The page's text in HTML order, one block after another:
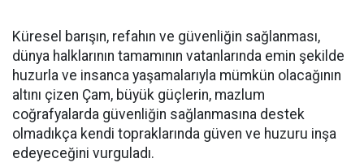
Küresel barışın, refahın ve güvenliğin sağlanması,
dünya halklarının tamamının vatanlarında emin şekilde
huzurla ve insanca yaşamalarıyla mümkün olacağının
altını çizen Çam, büyük güçlerin, mazlum
coğrafyalarda güvenliğin sağlanmasına destek
olmadıkça kendi topraklarında güven ve huzuru inşa
edeyeceğini vurguladı.